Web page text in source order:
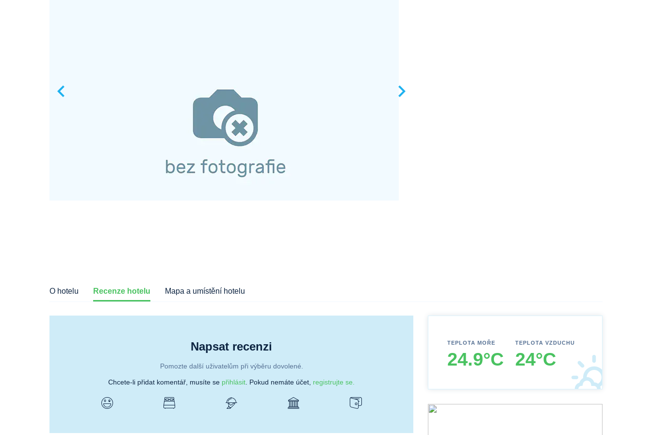
O hotelu Recenze hotelu Mapa a umístění hotelu
Napsat recenzi
Pomozte další uživatelům při výběru dovolené.
Chcete-li přidat komentář, musíte se přihlásit . Pokud nemáte účet, registrujte se.
TEPLOTA MOŘE
24.9°C
TEPLOTA VZDUCHU
24°C